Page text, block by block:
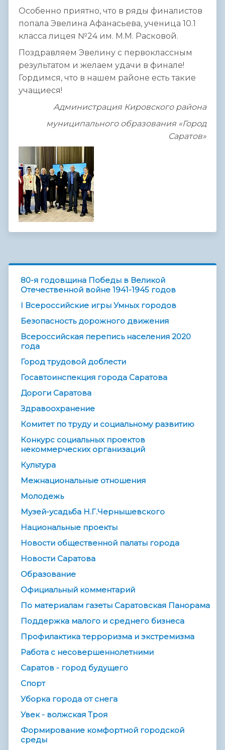
Особенно приятно, что в ряды финалистов
попала Эвелина Афанасьева, ученица 10.1
класса лицея №24 им. М.М. Расковой.
Поздравляем Эвелину с первоклассным
результатом и желаем удачи в финале!
Гордимся, что в нашем районе есть такие
учащиеся!
Администрация Кировского района
муниципального образования «Город
Саратов»
80-я годовщина Победы в Великой
Отечественной войне 1941-1945 годов
I Всероссийские игры Умных городов
Безопасность дорожного движения
Всероссийская перепись населения 2020
года
Город трудовой доблести
Госавтоинспекция города Саратова
Дороги Саратова
Здравоохранение
Комитет по труду и социальному развитию
Конкурс социальных проектов
некоммерческих организаций
Культура
Межнациональные отношения
Молодежь
Музей-усадьба Н.Г.Чернышевского
Национальные проекты
Новости общественной палаты города
Новости Саратова
Образование
Официальный комментарий
По материалам газеты Саратовская Панорама
Поддержка малого и среднего бизнеса
Профилактика терроризма и экстремизма
Работа с несовершеннолетними
Саратов - город будущего
Спорт
Уборка города от снега
Увек - волжская Троя
Формирование комфортной городской
среды